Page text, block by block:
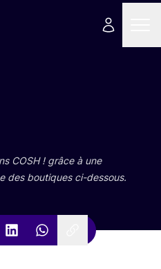
COSH! grâce à une
des bou­tiques ci-dessous.